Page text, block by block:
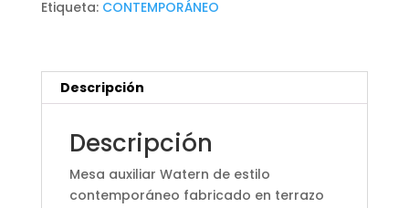
Etiqueta: CONTEMPORÁNEO
Descripción
Descripción
Mesa auxiliar Watern de estilo
contemporáneo fabricado en terrazo